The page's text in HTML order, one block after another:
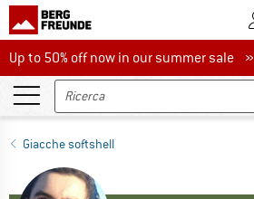
Up to 50% off now in our summer sale
Up to 50% off now in our summer sale »
Giacche softshell